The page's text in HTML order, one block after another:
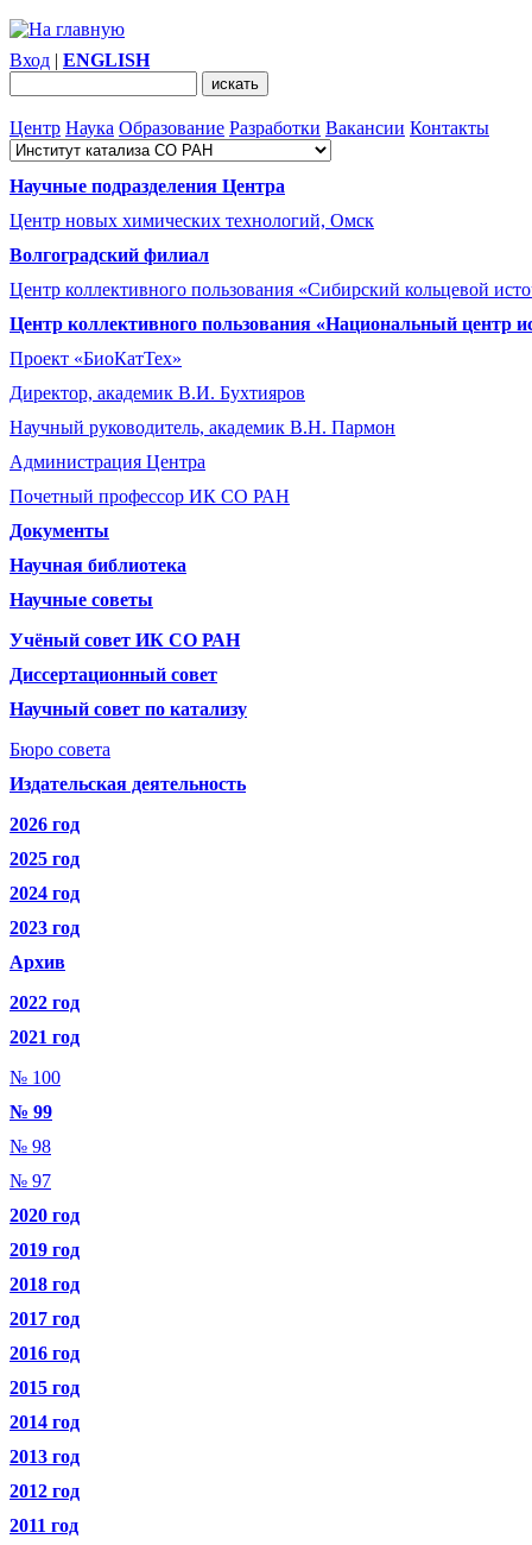
Вход | ENGLISH
Центр Наука Образование Разработки Вакансии Контакты
Научные подразделения Центра
Центр новых химических технологий, Омск
Волгоградский филиал
Центр коллективного пользования «Сибирский кольцевой
Центр коллективного пользования «Национальный центр
Проект «БиоКатТех»
Директор, академик В.И. Бухтияров
Научный руководитель, академик В.Н. Пармон
Администрация Центра
Почетный профессор ИК СО РАН
Документы
Научная библиотека
Научные советы
Учёный совет ИК СО РАН
Диссертационный совет
Научный совет по катализу
Бюро совета
Издательская деятельность
2026 год
2025 год
2024 год
2023 год
Архив
2022 год
2021 год
№ 100
№ 99
№ 98
№ 97
2020 год
2019 год
2018 год
2017 год
2016 год
2015 год
2014 год
2013 год
2012 год
2011 год